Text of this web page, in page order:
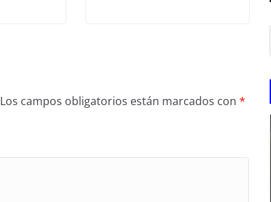
Los campos obligatorios están marcados con *